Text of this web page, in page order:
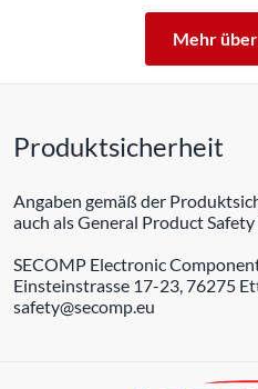
Mehr
Produktsicherheit
Angaben gemäß der
auch als General Product
SECOMP Electronic
Einsteinstrasse 17-23, 76275
safety@secomp.eu